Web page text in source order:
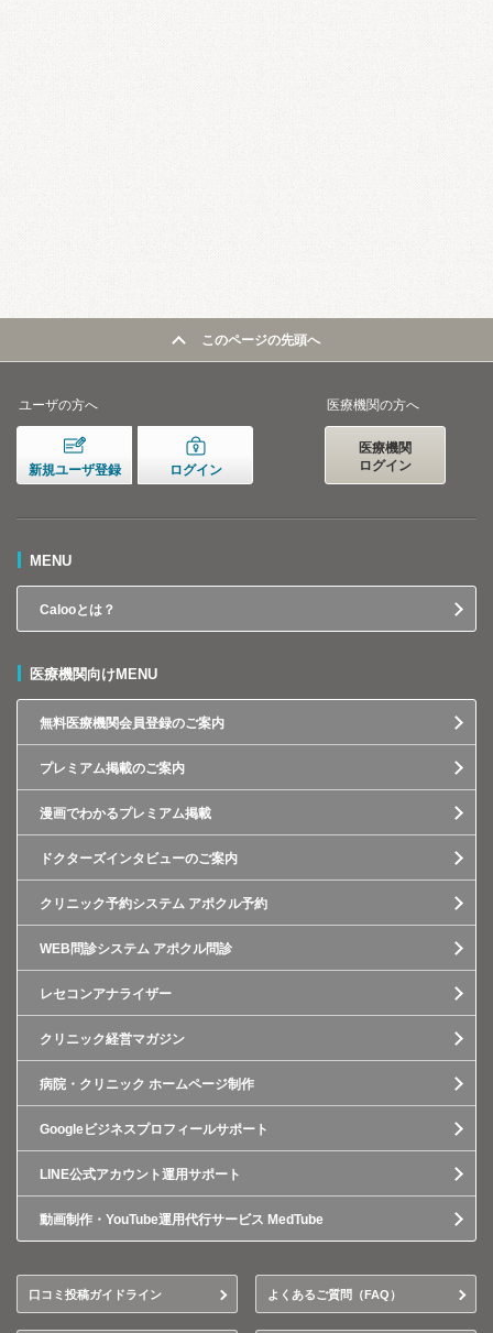
このページの先頭へ
ユーザの方へ
新規ユーザ登録 ログイン
医療機関の方へ
医療機関
ログイン
MENU
Calooとは？
医療機関向けMENU
無料医療機関会員登録のご案内
プレミアム掲載のご案内
漫画でわかるプレミアム掲載
ドクターズインタビューのご案内
クリニック予約システム アポクル予約
WEB問診システム アポクル問診
レセコンアナライザー
クリニック経営マガジン
病院・クリニック ホームページ制作
Googleビジネスプロフィールサポート
LINE公式アカウント運用サポート
動画制作・YouTube運用代行サービス MedTube
口コミ投稿ガイドライン よくあるご質問（FAQ）